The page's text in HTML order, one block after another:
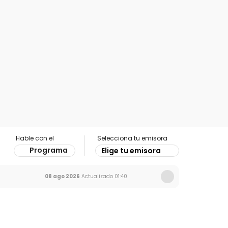
Hable con el
Programa
Selecciona tu emisora
Elige tu emisora
08 ago 2026 Actualizado 01:40